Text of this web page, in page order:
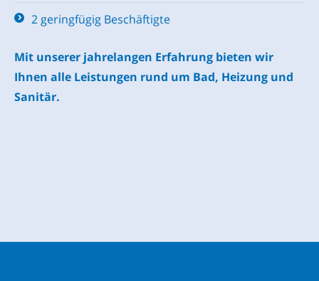
2 geringfügig Beschäftigte
Mit unserer jahrelangen Erfahrung bieten wir
Ihnen alle Leistungen rund um Bad, Heizung und
Sanitär.